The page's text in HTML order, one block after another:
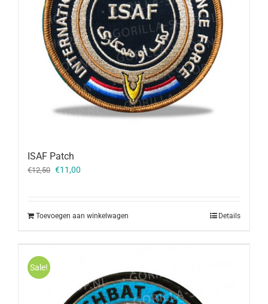
ISAF Patch
€12,50 Oorspronkelijke
€11,00
Toevoegen aan winkelwagen Details
Sale!